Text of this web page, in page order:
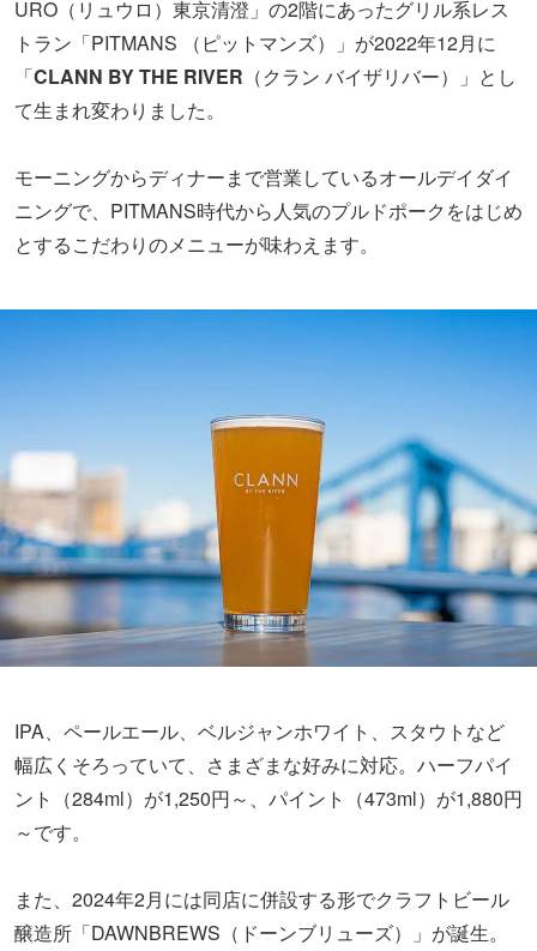
URO（リュウロ）東京清澄」の2階にあったグリル系レス
トラン「PITMANS （ピットマンズ）」が2022年12月に
「CLANN BY THE RIVER （クラン バイザリバー）」とし
て生まれ変わりました。
モーニングからディナーまで営業しているオールデイダイ
ニングで、PITMANS時代から人気のプルドポークをはじめ
とするこだわりのメニューが味わえます。
IPA、ペールエール、ベルジャンホワイト、スタウトなど
幅広くそろっていて、さまざまな好みに対応。 ハーフパイ
ント（284ml）が1,250円～、パイント（473ml）が1,880円
～です。
また、2024年2月には同店に併設する形でクラフトビール
醸造所 「DAWNBREWS（ドーンブリューズ）
」が誕生。